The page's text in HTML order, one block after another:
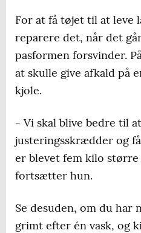
men kan også være
Køb kun det, du
du færre stykker, har
en bedre kvalitet.
doner eller sælg det
For at få tøjet til at leve
reparere det, når det
pasformen forsvinder.
at skulle give afkald på
kjole.
- Vi skal blive bedre til
justeringsskrædder og
er blevet fem kilo
fortsætter hun.
Se desuden, om du har
grimt efter én vask, og